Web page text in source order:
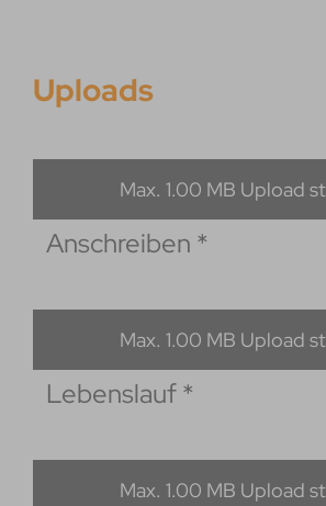
Uploads
Max. 1.00 MB Upload
Anschreiben *
Max. 1.00 MB Upload
Lebenslauf*
Max. 1.00 MB Upload